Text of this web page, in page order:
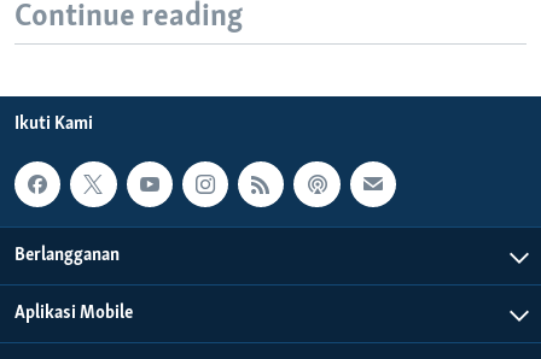
Continue reading
Ikuti Kami
Berlangganan
Aplikasi Mobile